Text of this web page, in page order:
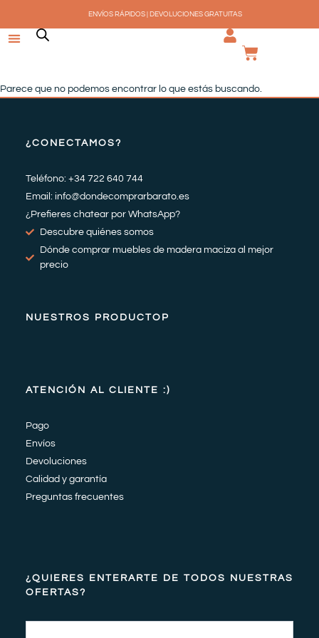
contenido
ENVÍOS RÁPIDOS | DEVOLUCIONES GRATUITAS
Parece que no podemos encontrar lo que estás buscando.
¿CONECTAMOS?
Teléfono: +34 722 640 744
Email: info@dondecomprarbarato.es
¿Prefieres chatear por WhatsApp?
Descubre quiénes somos
Dónde comprar muebles de madera maciza al mejor
precio
NUESTROS PRODUCTOP
ATENCIÓN AL CLIENTE :)
Pago
Envíos
Devoluciones
Calidad y garantía
Preguntas frecuentes
¿QUIERES ENTERARTE DE TODOS NUESTRAS
OFERTAS?